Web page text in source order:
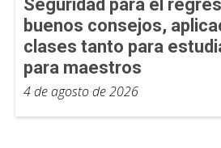
Seguridad para el
buenos consejos,
clases tanto para
para maestros
4 de agosto de 2026